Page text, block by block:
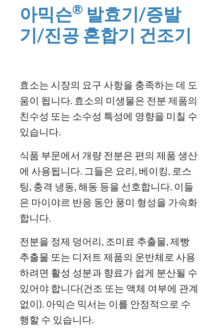
아믹슨® 발효기/증발
기/진공 혼합기 건조기
효소는 시장의 요구 사항을 충족하는 데 도
움이 됩니다. 효소의 미생물은 전분 제품의
친수성 또는 소수성 특성에 영향을 미칠 수
있습니다.
식품 부문에서 개량 전분은 편의 제품 생산
에 사용됩니다. 그들은 요리, 베이킹, 로스
팅, 충격 냉동, 해동 등을 선호합니다. 이들
은 마이야르 반응 동안 풍미 형성을 가속화
합니다.
전분을 정제 덩어리, 조미료 추출물, 제빵
추출물 또는 디저트 제품의 운반체로 사용
하려면 활성 성분과 향료가 쉽게 분산될 수
있어야 합니다(건조 또는 액체 여부에 관계
없이). 아믹슨 믹서는 이를 안정적으로 수
행할 수 있습니다.